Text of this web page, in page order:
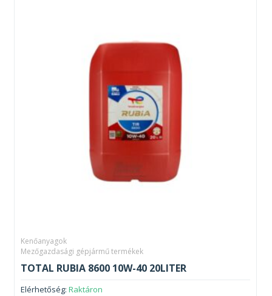
Kenőanyagok
Mezőgazdasági gépjármű termékek
TOTAL RUBIA 8600 10W-40 20LITER
Elérhetőség: Raktáron